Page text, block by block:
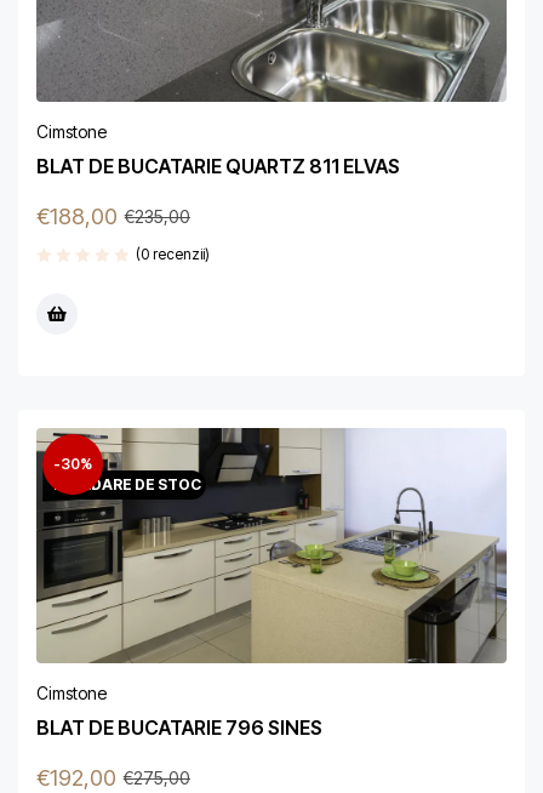
Cimstone
BLAT DE BUCATARIE QUARTZ 811 ELVAS
€235,00
€188,00
(0 recenzii)
LICHIDARE DE STOC
-30%
Cimstone
BLAT DE BUCATARIE 796 SINES
€275,00
€192,00